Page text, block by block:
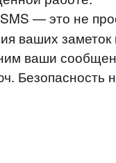
— это не
ваших заметок
ваши
Безопасность